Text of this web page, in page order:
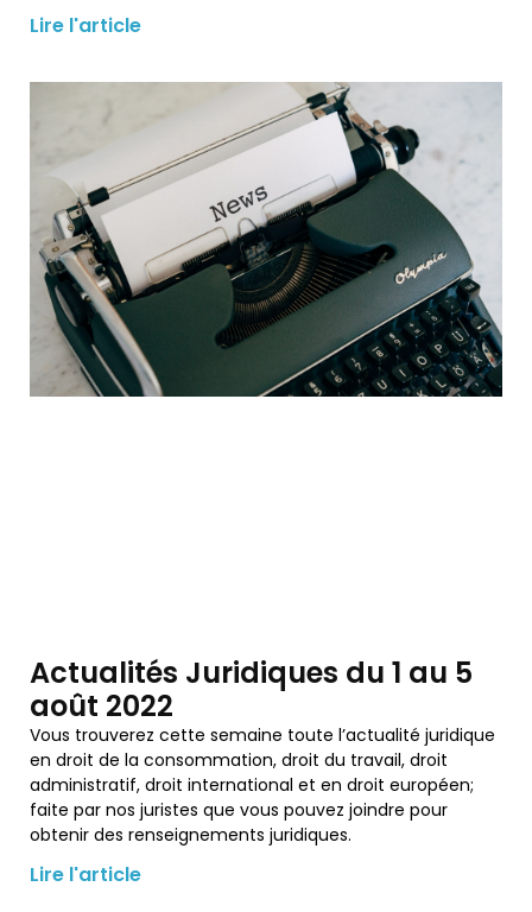
Lire l'article
Actualités Juridiques du 1 au 5
août 2022
Vous trouverez cette semaine toute l’actualité juridique
en droit de la consommation, droit du travail, droit
administratif, droit international et en droit européen;
faite par nos juristes que vous pouvez joindre pour
obtenir des renseignements juridiques.
Lire l'article